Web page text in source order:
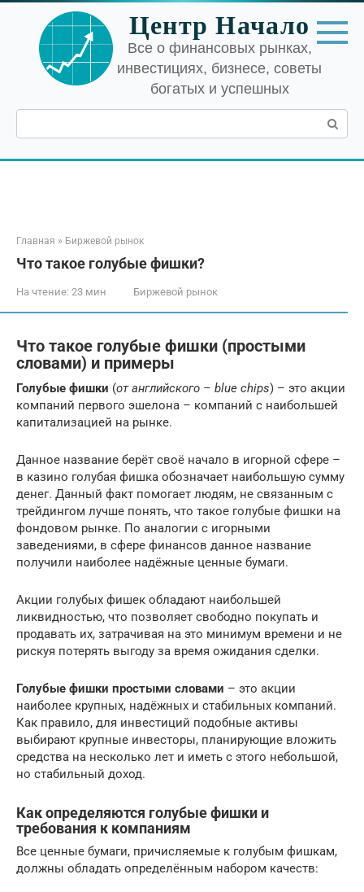
Перейти
контенту
Центр Начало
Все о финансовых рынках,
инвестициях, бизнесе, советы
богатых и успешных
Поиск:
Главная » Биржевой рынок
Что такое голубые фишки?
На чтение: 23 мин Биржевой рынок
Что такое голубые фишки (простыми
словами) и примеры
Голубые фишки (от английского – blue chips) – это акции
компаний первого эшелона – компаний с наибольшей
капитализацией на рынке.
Данное название берёт своё начало в игорной сфере –
в казино голубая фишка обозначает наибольшую сумму
денег. Данный факт помогает людям, не связанным с
трейдингом лучше понять, что такое голубые фишки на
фондовом рынке. По аналогии с игорными
заведениями, в сфере финансов данное название
получили наиболее надёжные ценные бумаги.
Акции голубых фишек обладают наибольшей
ликвидностью, что позволяет свободно покупать и
продавать их, затрачивая на это минимум времени и не
рискуя потерять выгоду за время ожидания сделки.
Голубые фишки простыми словами – это акции
наиболее крупных, надёжных и стабильных компаний.
Как правило, для инвестиций подобные активы
выбирают крупные инвесторы, планирующие вложить
средства на несколько лет и иметь с этого небольшой,
но стабильный доход.
Как определяются голубые фишки и
требования к компаниям
Все ценные бумаги, причисляемые к голубым фишкам,
должны обладать определённым набором качеств: